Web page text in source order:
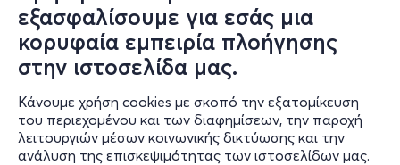
εξασφαλίσουμε για εσάς μια
κορυφαία εμπειρία πλοήγησης
στην ιστοσελίδα μας.
Κάνουμε χρήση cookies με σκοπό την εξατομίκευση
του περιεχομένου και των διαφημίσεων, την παροχή
λειτουργιών μέσων κοινωνικής δικτύωσης και την
ανάλυση της επισκεψιμότητας των ιστοσελίδων μας.
Πληροφορίες
Υποστήριξη
Stay Connected